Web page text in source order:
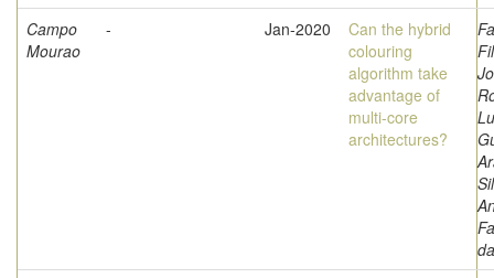
Campo
Mourao
- Jan-2020
Can the hybrid
colouring
algorithm take
advantage of
multi-core
architectures?
da